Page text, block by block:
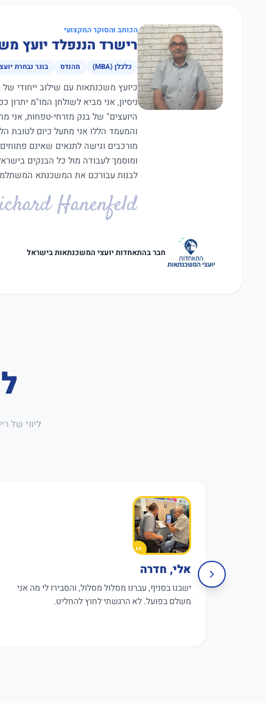
הכותב והסוקר המקצועי
רישרד הננפלד יועץ
כלכלן (MBA) מהנדס בוגר נבחרת
ניסיון, אני מביא לשולחן המו"מ
היועצים" של בנק מזרחי-טפחות, אני
מורכבים וגישה לתנאים שאינם
ומוסמך לעבודה מול כל הבנקים
לבנות עבורכם את המשכנתא
Hanenfeld
חבר בהתאחדות יועצי המשכנתאות בישראל
ליווי של
אלי, חדרה
ישבנו בסניף, עברנו מסלול מסלול, והסבירו לי מה אני
משלם בפועל. לא הרגשתי לחוץ להחליט.